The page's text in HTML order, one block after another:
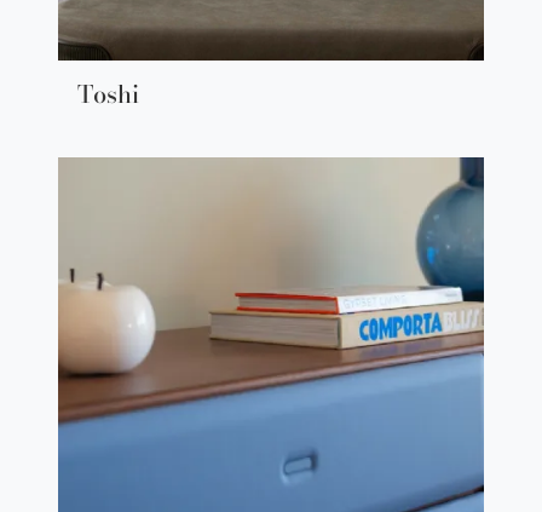
Toshi